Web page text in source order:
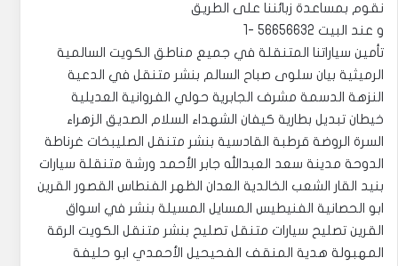
نقوم بمساعدة زبائننا على الطريق
و عند البيت 56656632 -1
تأمين سياراتنا المتنقلة في جميع مناطق الكويت السالمية
الرميثية بيان سلوى صباح السالم بنشر متنقل في الدعية
النزهة الدسمة مشرف الجابرية حولي الفروانية العديلية
خيطان تبديل بطارية كيفان الشهداء السلام الصديق الزهراء
السرة الروضة قرطبة القادسية بنشر متنقل الصليبخات غرناطة
الدوحة مدينة سعد العبدالله جابر الأحمد ورشة متنقلة سيارات
بنيد القار الشعب الخالدية العدان الظهر الفنطاس القصور القرين
ابو الحصانية الفنيطيس المسايل المسيلة بنشر في اسواق
القرين تصليح سيارات متنقل تصليح بنشر متنقل الكويت الرقة
المهبولة هدية المنقف الفحيحيل الأحمدي ابو حليفة